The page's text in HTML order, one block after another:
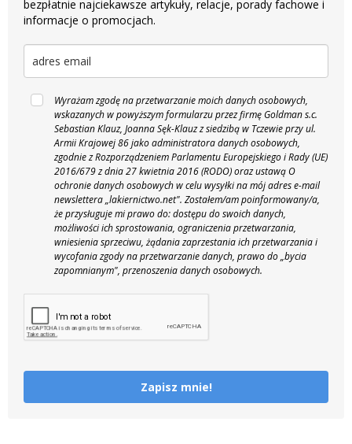
bezpłatnie najciekawsze artykuły, relacje, porady fachowe i
informacje o promocjach.
Wyrażam zgodę na przetwarzanie moich danych osobowych,
wskazanych w powyższym formularzu przez firmę Goldman s.c.
Sebastian Klauz, Joanna Sęk-Klauz z siedzibą w Tczewie przy ul.
Armii Krajowej 86 jako administratora danych osobowych,
zgodnie z Rozporządzeniem Parlamentu Europejskiego i Rady (UE)
2016/679 z dnia 27 kwietnia 2016 (RODO) oraz ustawą O
ochronie danych osobowych w celu wysyłki na mój adres e-mail
newslettera „lakiernictwo.net". Zostałem/am poinformowany/a,
że przysługuje mi prawo do: dostępu do swoich danych,
możliwości ich sprostowania, ograniczenia przetwarzania,
wniesienia sprzeciwu, żądania zaprzestania ich przetwarzania i
wycofania zgody na przetwarzanie danych, prawo do „bycia
zapomnianym", przenoszenia danych osobowych.
Zapisz mnie!